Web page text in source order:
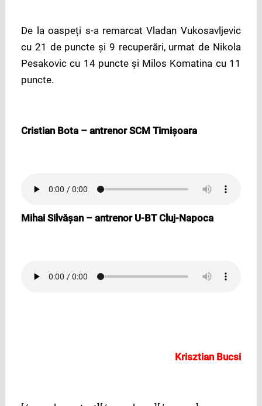
De la oaspeți s-a remarcat Vladan Vukosavljevic
cu 21 de puncte și 9 recuperări, urmat de Nikola
Pesakovic cu 14 puncte și Milos Komatina cu 11
puncte.
Cristian Bota – antrenor SCM Timișoara
Mihai Silvășan – antrenor U-BT Cluj-Napoca
Krisztian Bucsi